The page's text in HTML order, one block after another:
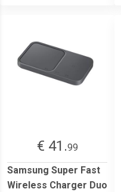
€ 41.99
Samsung Super Fast
Wireless Charger Duo